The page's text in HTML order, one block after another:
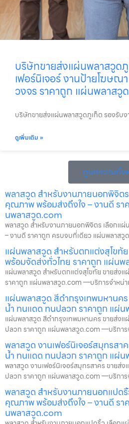
บริษัทขายส่งแผ่นพลาสวูด
เฟอร์นิเจอร์ งานป้ายโฆษ
วงจร ราคาถูก แผ่นพลาสวู
บริษัทขายส่งแผ่นพลาสวูดภูเก็ต รองรับง
ดูเพิ่มเติม »
ดูบทความทั้ง
พลาสวูด สำหรับงานภายนอกพิจิต
คุณภาพ พร้อมส่งถึงใจ – งานดี รา
นพลาสวูด.com
พลาสวูด สำหรับงานภายนอกพิจิตร เลือกแ
– งานดี ราคาถูก ครบจบที่เดียว แผ่นพลาส
แผ่นพลาสวูด สำหรับตกแต่งสุโขทั
พร้อมจัดส่งทั่วไทย ราคาถูก แผ่น
แผ่นพลาสวูด สำหรับตกแต่งสุโขทัย ขายส่ง
ราคาถูก แผ่นพลาสวูด.com —บริการจำหน่
แผ่นพลาสวูด สีดำกรุงเทพมหานค
น้ำ ทนแดด ทนปลวก ราคาถูก แผ่
แผ่นพลาสวูด สีดำกรุงเทพมหานคร ขายส่ง
ปลวก ราคาถูก แผ่นพลาสวูด.com —บริกา
พลาสวูด งานเฟอร์นิเจอร์สมุทรส
น้ำ ทนแดด ทนปลวก ราคาถูก แผ่
พลาสวูด งานเฟอร์นิเจอร์สมุทรสาคร ขาย
ปลวก ราคาถูก แผ่นพลาสวูด.com —บริกา
พลาสวูด สำหรับงานภายนอกแปด
คุณภาพ พร้อมส่งถึงใจ – งานดี รา
นพลาสวูด.com